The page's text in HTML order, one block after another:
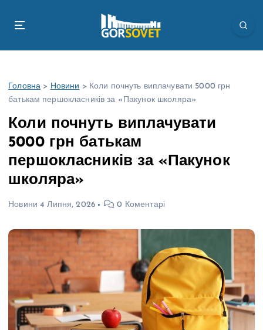
Головна > Новини > Коли почнуть виплачувати 5000 грн
батькам першокласників за «Пакунок школяра»
Коли почнуть виплачувати
5000 грн батькам
першокласників за «Пакунок
школяра»
Новини 4 Липня, 2026 0 Коментарі